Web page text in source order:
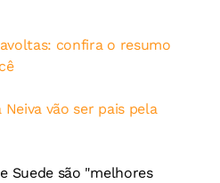
confira o resumo
Neiva vão ser pais pela
Suede são "melhores